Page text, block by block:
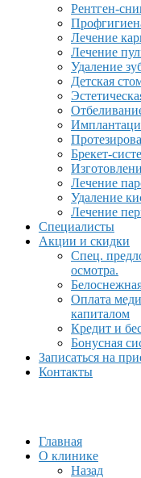
Рентген-
Лечение
Лечение
Удаление
Детская
Брекет-
Лечение
Удаление
Лечение
Специалисты
Акции и скидки
Спец.
осмотра.
Оплата
капиталом
Кредит и
Бонусная
Записаться на
Контакты
Главная
О клинике
Назад